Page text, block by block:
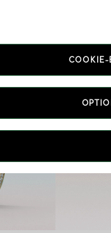
COOKIE-